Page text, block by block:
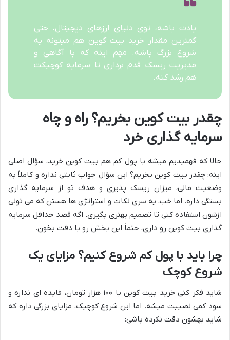
یادت باشه، توی دنیای ارزهای دیجیتال، حتی
کمترین مقدار خرید بیت کوین هم میتونه یه
شروع بزرگ باشه. مهم اینه که با آگاهی و
مدیریت ریسک قدم برداری تا سرمایه کوچیکت
هم رشد کنه.
چقدر بیت کوین بخریم؟ راه و چاه
سرمایه گذاری خرد
حالا که فهمیدیم میشه با پول کم هم بیت کوین خرید، سؤال اصلی
اینه: چقدر بیت کوین بخریم؟ این سؤال جواب ثابتی نداره و کاملاً به
وضعیت مالی، میزان ریسک پذیری و هدف تو از سرمایه گذاری
بستگی داره. اما خب، یه سری نکات و استراتژی ها هستن که می تونی
ازشون استفاده کنی تا تصمیم بهتری بگیری. اگه قصد حداقل سرمایه
گذاری بیت کوین رو داری، حتماً این بخش رو با دقت بخون.
چرا باید با پول کم شروع کنیم؟ مزایای یک
شروع کوچک
شاید فکر کنی خرید بیت کوین با ۱۰۰ هزار تومان، فایده ای نداره و
سود کمی نصیبت میشه. اما این شروع کوچیک، مزایای بزرگی داره که
شاید بهشون دقت نکرده باشی: